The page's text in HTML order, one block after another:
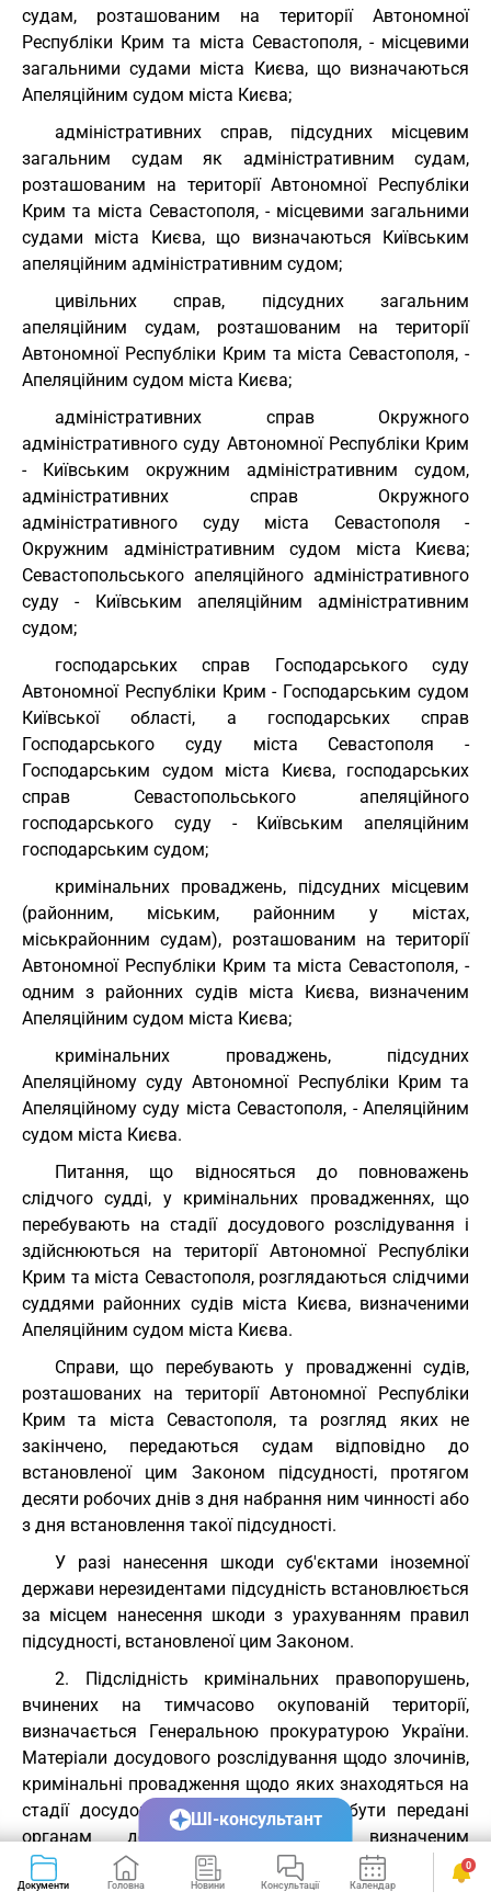
судам, розташованим на території Автономної
Республіки Крим та міста Севастополя, - місцевими
загальними судами міста Києва, що визначаються
Апеляційним судом міста Києва;
адміністративних справ, підсудних місцевим
загальним судам як адміністративним судам,
розташованим на території Автономної Республіки
Крим та міста Севастополя, - місцевими загальними
судами міста Києва, що визначаються Київським
апеляційним адміністративним судом;
цивільних справ, підсудних загальним
апеляційним судам, розташованим на території
Автономної Республіки Крим та міста Севастополя, -
Апеляційним судом міста Києва;
адміністративних справ Окружного
адміністративного суду Автономної Республіки Крим
- Київським окружним адміністративним судом,
адміністративних справ Окружного
адміністративного суду міста Севастополя -
Окружним адміністративним судом міста Києва;
Севастопольського апеляційного адміністративного
суду - Київським апеляційним адміністративним
судом;
господарських справ Господарського суду
Автономної Республіки Крим - Господарським судом
Київської області, а господарських справ
Господарського суду міста Севастополя -
Господарським судом міста Києва, господарських
справ Севастопольського апеляційного
господарського суду - Київським апеляційним
господарським судом;
кримінальних проваджень, підсудних місцевим
(районним, міським, районним у містах,
міськрайонним судам), розташованим на території
Автономної Республіки Крим та міста Севастополя, -
одним з районних судів міста Києва, визначеним
Апеляційним судом міста Києва;
кримінальних проваджень, підсудних
Апеляційному суду Автономної Республіки Крим та
Апеляційному суду міста Севастополя, - Апеляційним
судом міста Києва.
Питання, що відносяться до повноважень
слідчого судді, у кримінальних провадженнях, що
перебувають на стадії досудового розслідування і
здійснюються на території Автономної Республіки
Крим та міста Севастополя, розглядаються слідчими
суддями районних судів міста Києва, визначеними
Апеляційним судом міста Києва.
Справи, що перебувають у провадженні судів,
розташованих на території Автономної Республіки
Крим та міста Севастополя, та розгляд яких не
закінчено, передаються судам відповідно до
встановленої цим Законом підсудності, протягом
десяти робочих днів з дня набрання ним чинності або
з дня встановлення такої підсудності.
У разі нанесення шкоди суб'єктами іноземної
держави нерезидентами підсудність встановлюється
за місцем нанесення шкоди з урахуванням правил
підсудності, встановленої цим Законом.
2. Підслідність кримінальних правопорушень,
вчинених на тимчасово окупованій території,
визначається Генеральною прокуратурою України.
Матеріали досудового розслідування щодо злочинів,
кримінальні провадження щодо яких знаходяться на
стадії досудового слідства, повинні бути передані
органам досудового слідства, визначеним
Генеральною прокуратурою України.
Документи Головна Новини Консультації Календар Сервіси
0
ШІ-консультант